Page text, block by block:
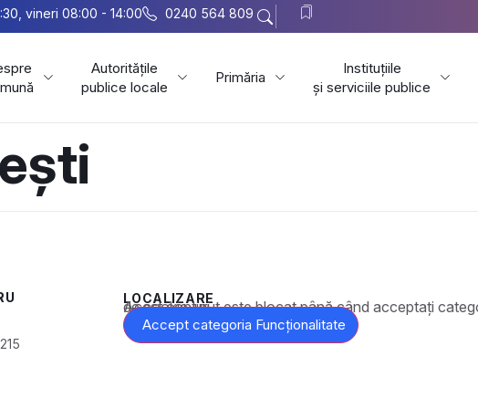
vineri 08:00 - 14:00 0240 564 809
Autoritățile
publice locale
Primăria
Instituțiile
și serviciile publice
LOCALIZARE
Acest conținut este blocat până când acceptați categoria corespunzătoare de cookie-uri.
Accept categoria Funcționalitate